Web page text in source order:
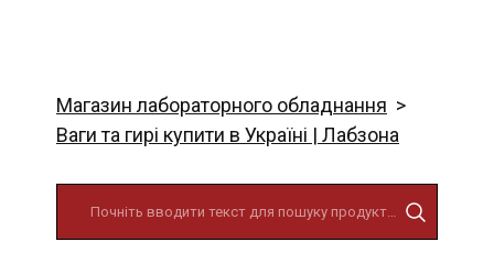
Магазин лабораторного обладнання
Ваги та гирі купити в Україні | Лабзона